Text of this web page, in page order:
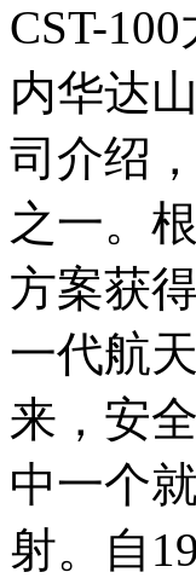
CST-
内华达
司介绍
之一。
方案获
一代航
来，安
中一个
射。自